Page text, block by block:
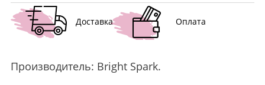
Доставка Оплата
Производитель: Bright Spark.